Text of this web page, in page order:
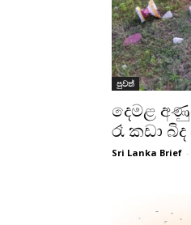
පුවත්
දෙමළ
රෑ කඩා බිද
Sri Lanka Brief -